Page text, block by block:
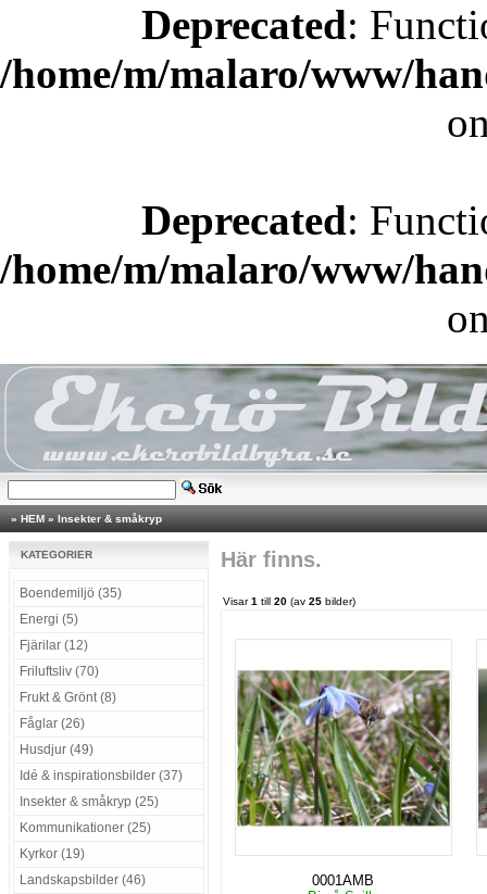
Deprecated:
/home/m/malaro/www/
Deprecated:
/home/m/malaro/www/
» HEM » Insekter & småkryp
KATEGORIER
Boendemiljö (35)
Energi (5)
Fjärilar (12)
Friluftsliv (70)
Frukt & Grönt (8)
Fåglar (26)
Husdjur (49)
Idé & inspirationsbilder (37)
Insekter & småkryp (25)
Kommunikationer (25)
Kyrkor (19)
Landskapsbilder (46)
Här finns.
Visar1 till 20 (av 25 bilder)
0001AMB